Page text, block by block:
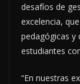
desafíos de
excelencia,
pedagógicas y
estudiantes
“En nuestras